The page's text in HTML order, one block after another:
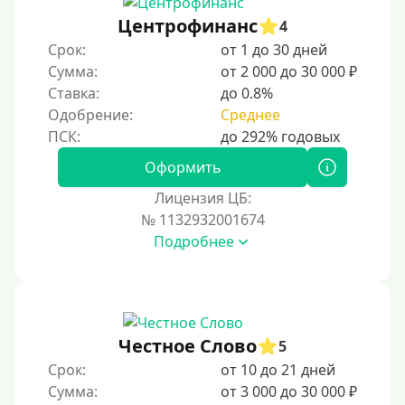
Не выходя из дома
Без посещения офиса
В офисе
В ломбарде
Роботы займов
Онлайн на карту в Telegram
Без списания денег с карты
Денежным переводом
На Яндекс Деньги
Без привязки карты
На Киви (Qiwi) кошелек
Центрофинанс
4
Срок:
от 1 до 30 дней
Сумма:
от 2 000 до 30 000 ₽
Ставка:
до 0.8%
Одобрение:
Среднее
Оформить
Лицензия ЦБ:
№ 1132932001674
Подробнее
Честное Слово
5
Срок:
от 10 до 21 дней
Сумма:
от 3 000 до 30 000 ₽